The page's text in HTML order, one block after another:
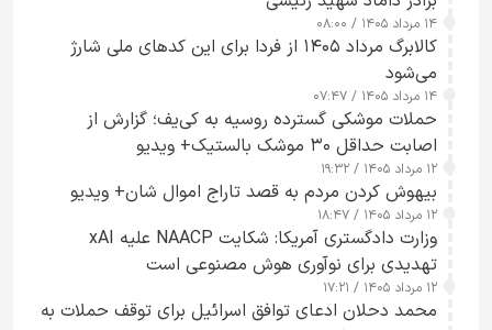
۱۴ مرداد ۱۴۰۵ / ۰۸:۰۰
کالابرگ مرداد ۱۴۰۵ از فردا برای این کدهای ملی شارژ
می‌شود
۱۴ مرداد ۱۴۰۵ / ۰۷:۴۷
حملات موشکی گسترده روسیه به کی‌یف؛ گزارش از
اصابت حداقل ۳۰ موشک بالستیک+ ویدیو
۱۲ مرداد ۱۴۰۵ / ۱۹:۳۲
بیهوش کردن مردم به قصد تاراج اموال شان+ ویدیو
۱۲ مرداد ۱۴۰۵ / ۱۸:۴۷
وزارت دادگستری آمریکا: شکایت NAACP علیه xAI
تهدیدی برای نوآوری هوش مصنوعی است
۱۲ مرداد ۱۴۰۵ / ۱۷:۲۱
محمد دحلان ادعای توافق اسرائیل برای توقف حملات به